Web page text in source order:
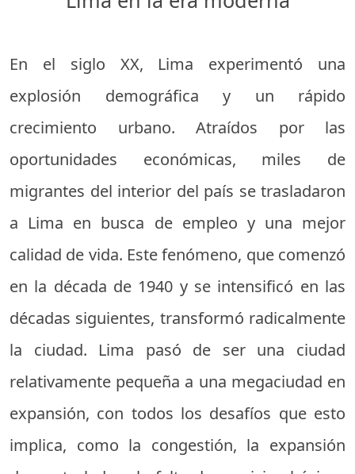
En el siglo XX, Lima experimentó una
explosión demográfica y un rápido
crecimiento urbano. Atraídos por las
oportunidades económicas, miles de
migrantes del interior del país se trasladaron
a Lima en busca de empleo y una mejor
calidad de vida. Este fenómeno, que comenzó
en la década de 1940 y se intensificó en las
décadas siguientes, transformó radicalmente
la ciudad. Lima pasó de ser una ciudad
relativamente pequeña a una megaciudad en
expansión, con todos los desafíos que esto
implica, como la congestión, la expansión